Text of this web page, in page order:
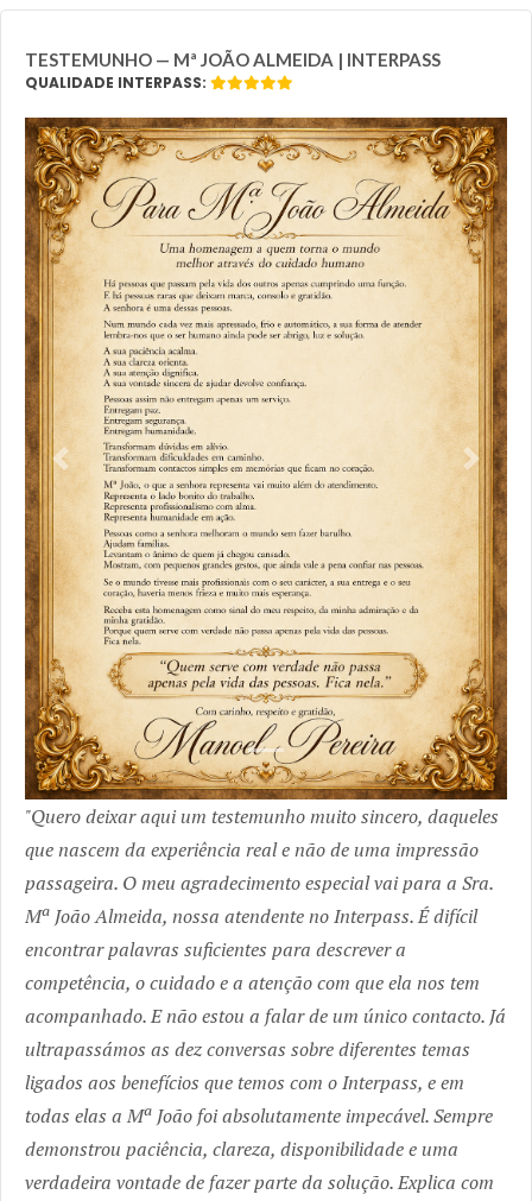
TESTEMUNHO — Mª JOÃO ALMEIDA | INTERPASS
QUALIDADE INTERPASS:
Previous Next
Quero deixar aqui um testemunho muito sincero, daqueles
que nascem da experiência real e não de uma impressão
passageira. O meu agradecimento especial vai para a Sra.
Mª João Almeida, nossa atendente no Interpass. É difícil
encontrar palavras suficientes para descrever a
competência, o cuidado e a atenção com que ela nos tem
acompanhado. E não estou a falar de um único contacto. Já
ultrapassámos as dez conversas sobre diferentes temas
ligados aos benefícios que temos com o Interpass, e em
todas elas a Mª João foi absolutamente impecável. Sempre
demonstrou paciência, clareza, disponibilidade e uma
verdadeira vontade de fazer parte da solução. Explica com